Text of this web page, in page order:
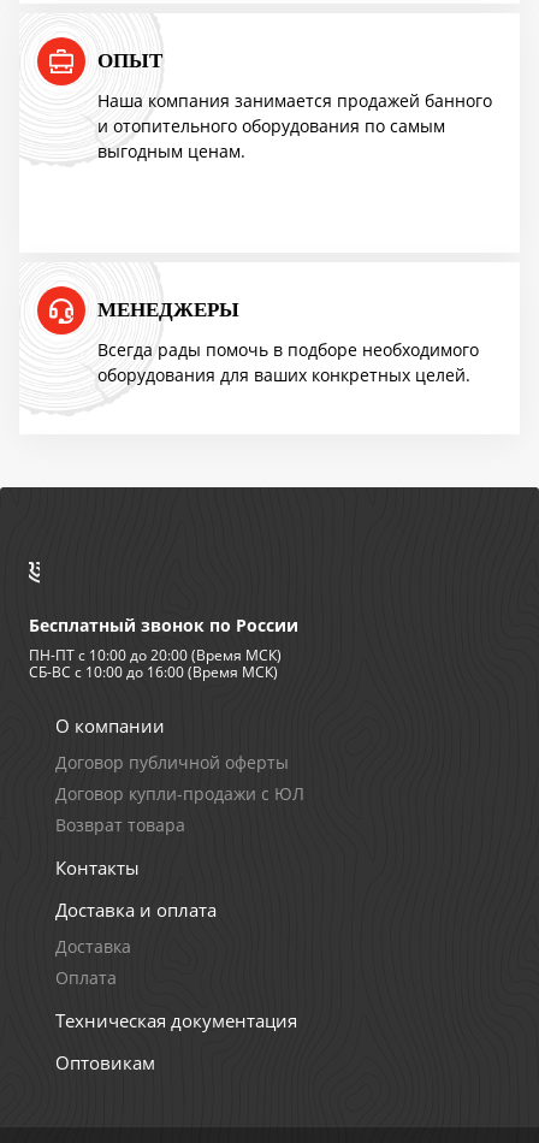
ПОВЫШЕНИЕ ЦЕН
Успей купить "Легенду! по старой цене!
Акция TMF!
ПОВЫШЕНИЕ ЦЕН
Успей купить "Легенду! по старой цене!
Мангазея - первым покупателям скидка
10%
ОПЫТ
Наша компания занимается продажей банного
и отопительного оборудования по самым
выгодным ценам.
МЕНЕДЖЕРЫ
Всегда рады помочь в подборе необходимого
оборудования для ваших конкретных целей.
Бесплатный звонок по России
ПН-ПТ с 10:00 до 20:00 (Время МСК)
СБ-ВС с 10:00 до 16:00 (Время МСК)
О компании
Договор публичной оферты
Договор купли-продажи с ЮЛ
Возврат товара
Контакты
Доставка и оплата
Доставка
Оплата
Техническая документация
Оптовикам